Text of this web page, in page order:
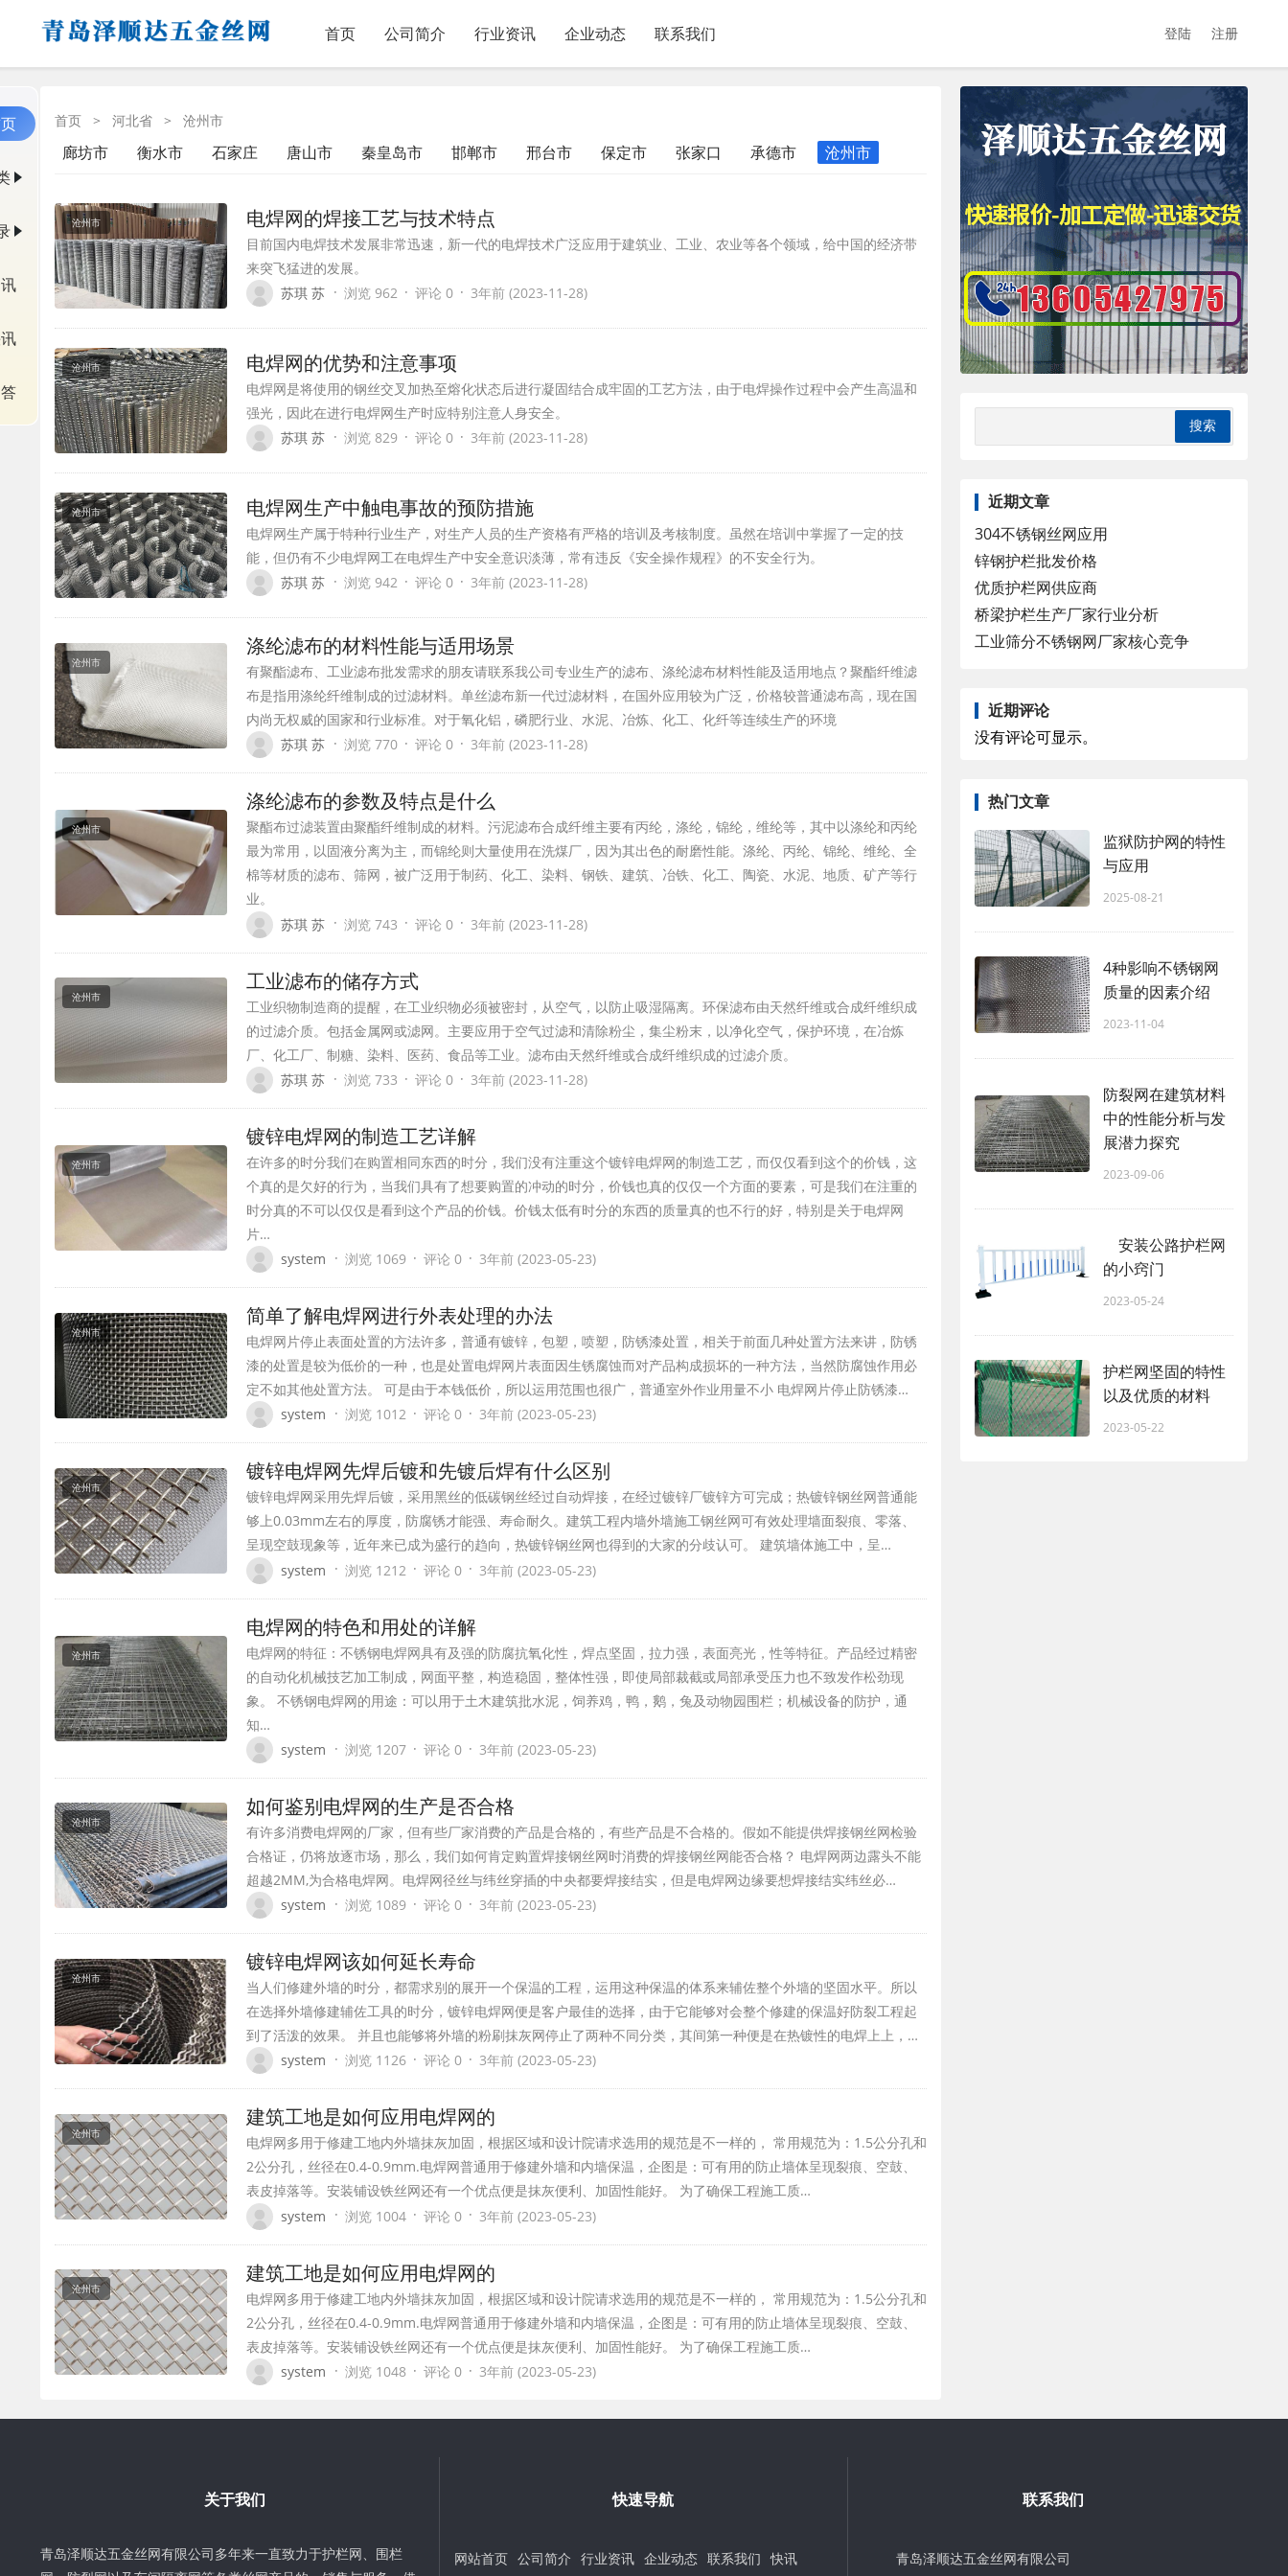
首页 公司简介 行业资讯 企业动态 联系我们 登陆 注册
首页 > 河北省 > 沧州市
廊坊市 衡水市 石家庄 唐山市 秦皇岛市 邯郸市 邢台市 保定市 张家口 承德市 沧州市
沧州市 电焊网的焊接工艺与技术特点
目前国内电焊技术发展非常迅速，新一代的电焊技术广泛应用于建筑业、工业、农业等各个领域，给中国的经济带
来突飞猛进的发展。
苏琪 苏 · 浏览 962 · 评论 0 · 3年前 (2023-11-28)
沧州市 电焊网的优势和注意事项
电焊网是将使用的钢丝交叉加热至熔化状态后进行凝固结合成牢固的工艺方法，由于电焊操作过程中会产生高温和
强光，因此在进行电焊网生产时应特别注意人身安全。
苏琪 苏 · 浏览 829 · 评论 0 · 3年前 (2023-11-28)
沧州市 电焊网生产中触电事故的预防措施
电焊网生产属于特种行业生产，对生产人员的生产资格有严格的培训及考核制度。虽然在培训中掌握了一定的技
能，但仍有不少电焊网工在电焊生产中安全意识淡薄，常有违反《安全操作规程》的不安全行为。
苏琪 苏 · 浏览 942 · 评论 0 · 3年前 (2023-11-28)
沧州市
涤纶滤布的材料性能与适用场景
有聚酯滤布、工业滤布批发需求的朋友请联系我公司专业生产的滤布、涤纶滤布材料性能及适用地点？聚酯纤维滤
布是指用涤纶纤维制成的过滤材料。单丝滤布新一代过滤材料，在国外应用较为广泛，价格较普通滤布高，现在国
内尚无权威的国家和行业标准。对于氧化铝，磷肥行业、水泥、冶炼、化工、化纤等连续生产的环境
苏琪 苏 · 浏览 770 · 评论 0 · 3年前 (2023-11-28)
沧州市
涤纶滤布的参数及特点是什么
聚酯布过滤装置由聚酯纤维制成的材料。污泥滤布合成纤维主要有丙纶，涤纶，锦纶，维纶等，其中以涤纶和丙纶
最为常用，以固液分离为主，而锦纶则大量使用在洗煤厂，因为其出色的耐磨性能。涤纶、丙纶、锦纶、维纶、全
棉等材质的滤布、筛网，被广泛用于制药、化工、染料、钢铁、建筑、冶铁、化工、陶瓷、水泥、地质、矿产等行
业。
苏琪 苏 · 浏览 743 · 评论 0 · 3年前 (2023-11-28)
沧州市
工业滤布的储存方式
工业织物制造商的提醒，在工业织物必须被密封，从空气，以防止吸湿隔离。环保滤布由天然纤维或合成纤维织成
的过滤介质。包括金属网或滤网。主要应用于空气过滤和清除粉尘，集尘粉末，以净化空气，保护环境，在冶炼
厂、化工厂、制糖、染料、医药、食品等工业。滤布由天然纤维或合成纤维织成的过滤介质。
苏琪 苏 · 浏览 733 · 评论 0 · 3年前 (2023-11-28)
沧州市
镀锌电焊网的制造工艺详解
在许多的时分我们在购置相同东西的时分，我们没有注重这个镀锌电焊网的制造工艺，而仅仅看到这个的价钱，这
个真的是欠好的行为，当我们具有了想要购置的冲动的时分，价钱也真的仅仅一个方面的要素，可是我们在注重的
时分真的不可以仅仅是看到这个产品的价钱。价钱太低有时分的东西的质量真的也不行的好，特别是关于电焊网
片…
system · 浏览 1069 · 评论 0 · 3年前 (2023-05-23)
沧州市
简单了解电焊网进行外表处理的办法
电焊网片停止表面处置的方法许多，普通有镀锌，包塑，喷塑，防锈漆处置，相关于前面几种处置方法来讲，防锈
漆的处置是较为低价的一种，也是处置电焊网片表面因生锈腐蚀而对产品构成损坏的一种方法，当然防腐蚀作用必
定不如其他处置方法。 可是由于本钱低价，所以运用范围也很广，普通室外作业用量不小 电焊网片停止防锈漆…
system · 浏览 1012 · 评论 0 · 3年前 (2023-05-23)
沧州市
镀锌电焊网先焊后镀和先镀后焊有什么区别
镀锌电焊网采用先焊后镀，采用黑丝的低碳钢丝经过自动焊接，在经过镀锌厂镀锌方可完成；热镀锌钢丝网普通能
够上0.03mm左右的厚度，防腐锈才能强、寿命耐久。建筑工程内墙外墙施工钢丝网可有效处理墙面裂痕、零落、
呈现空鼓现象等，近年来已成为盛行的趋向，热镀锌钢丝网也得到的大家的分歧认可。 建筑墙体施工中，呈…
system · 浏览 1212 · 评论 0 · 3年前 (2023-05-23)
沧州市
电焊网的特色和用处的详解
电焊网的特征：不锈钢电焊网具有及强的防腐抗氧化性，焊点坚固，拉力强，表面亮光，性等特征。产品经过精密
的自动化机械技艺加工制成，网面平整，构造稳固，整体性强，即使局部裁截或局部承受压力也不致发作松劲现
象。 不锈钢电焊网的用途：可以用于土木建筑批水泥，饲养鸡，鸭，鹅，兔及动物园围栏；机械设备的防护，通
知…
system · 浏览 1207 · 评论 0 · 3年前 (2023-05-23)
沧州市
如何鉴别电焊网的生产是否合格
有许多消费电焊网的厂家，但有些厂家消费的产品是合格的，有些产品是不合格的。假如不能提供焊接钢丝网检验
合格证，仍将放逐市场，那么，我们如何肯定购置焊接钢丝网时消费的焊接钢丝网能否合格？ 电焊网两边露头不能
超越2MM,为合格电焊网。电焊网径丝与纬丝穿插的中央都要焊接结实，但是电焊网边缘要想焊接结实纬丝必…
system · 浏览 1089 · 评论 0 · 3年前 (2023-05-23)
沧州市
镀锌电焊网该如何延长寿命
当人们修建外墙的时分，都需求别的展开一个保温的工程，运用这种保温的体系来辅佐整个外墙的坚固水平。所以
在选择外墙修建辅佐工具的时分，镀锌电焊网便是客户最佳的选择，由于它能够对会整个修建的保温好防裂工程起
到了活泼的效果。 并且也能够将外墙的粉刷抹灰网停止了两种不同分类，其间第一种便是在热镀性的电焊上上，…
system · 浏览 1126 · 评论 0 · 3年前 (2023-05-23)
沧州市
建筑工地是如何应用电焊网的
电焊网多用于修建工地内外墙抹灰加固，根据区域和设计院请求选用的规范是不一样的， 常用规范为：1.5公分孔和
2公分孔，丝径在0.4-0.9mm.电焊网普通用于修建外墙和内墙保温，企图是：可有用的防止墙体呈现裂痕、空鼓、
表皮掉落等。安装铺设铁丝网还有一个优点便是抹灰便利、加固性能好。 为了确保工程施工质…
system · 浏览 1004 · 评论 0 · 3年前 (2023-05-23)
沧州市
建筑工地是如何应用电焊网的
电焊网多用于修建工地内外墙抹灰加固，根据区域和设计院请求选用的规范是不一样的， 常用规范为：1.5公分孔和
2公分孔，丝径在0.4-0.9mm.电焊网普通用于修建外墙和内墙保温，企图是：可有用的防止墙体呈现裂痕、空鼓、
表皮掉落等。安装铺设铁丝网还有一个优点便是抹灰便利、加固性能好。 为了确保工程施工质…
system · 浏览 1048 · 评论 0 · 3年前 (2023-05-23)
近期文章
304不锈钢丝网应用
锌钢护栏批发价格
优质护栏网供应商
桥梁护栏生产厂家行业分析
工业筛分不锈钢网厂家核心竞争
近期评论
没有评论可显示。
热门文章
监狱防护网的特性
与应用
2025-08-21
4种影响不锈钢网
质量的因素介绍
2023-11-04
防裂网在建筑材料
中的性能分析与发
展潜力探究
2023-09-06
安装公路护栏网
的小窍门
2023-05-24
护栏网坚固的特性
以及优质的材料
2023-05-22
关于我们
青岛泽顺达五金丝网有限公司多年来一直致力于护栏网、围栏
快速导航
网站首页 公司简介 行业资讯 企业动态 联系我们 快讯
联系我们
青岛泽顺达五金丝网有限公司